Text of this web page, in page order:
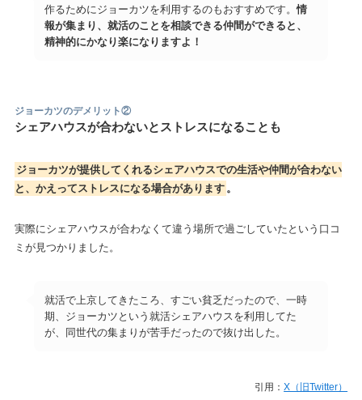
作るためにジョーカツを利用するのもおすすめです。情
報が集まり、就活のことを相談できる仲間ができると、
精神的にかなり楽になりますよ！
ジョーカツのデメリット②
シェアハウスが合わないとストレスになることも
ジョーカツが提供してくれるシェアハウスでの生活や仲間が合わない
と、かえってストレスになる場合があります 。
実際にシェアハウスが合わなくて違う場所で過ごしていたという口コ
ミが見つかりました。
就活で上京してきたころ、すごい貧乏だったので、一時
期、ジョーカツという就活シェアハウスを利用してた
が、同世代の集まりが苦手だったので抜け出した。
引用：X（旧Twitter）